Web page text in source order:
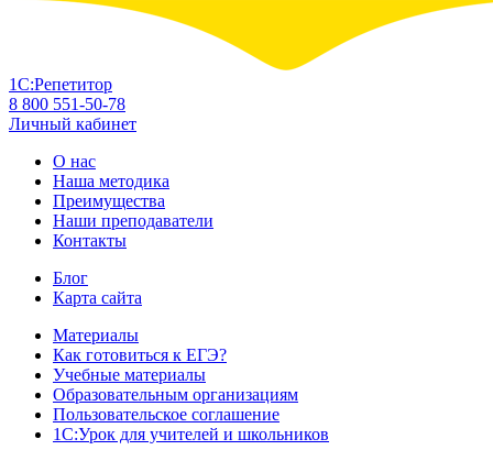
1С:Репетитор
8 800 551-50-78
Личный кабинет
О нас
Наша методика
Преимущества
Наши преподаватели
Контакты
Блог
Карта сайта
Материалы
Как готовиться к ЕГЭ?
Учебные материалы
Образовательным организациям
Пользовательское соглашение
1С:Урок для учителей и школьников